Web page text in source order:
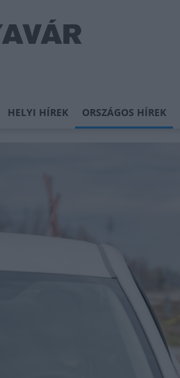
HELYI HÍREK ORSZÁGOS HÍREK